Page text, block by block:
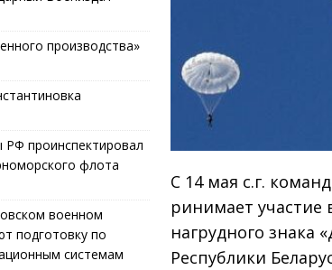
С 14 мая с.г.
ринимает
нагрудного знака
Республики
производства»
проинспектировал
флота
военном
подготовку по
системам